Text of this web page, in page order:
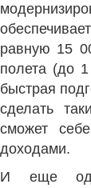
равную 15
полета (до
быстрая
сделать
сможет
доходами.
И еще